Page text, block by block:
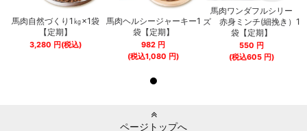
馬肉自然づくり1㎏×1袋
【定期】
3,280 円(税込)
馬肉ヘルシージャーキー1
袋【定期】
982 円
(税込1,080 円)
馬肉ワンダフルシリー
ズ 赤身ミンチ(細挽き）1
袋【定期】
550 円
(税込605 円)
ページトップへ